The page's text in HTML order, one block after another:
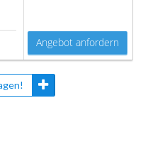
Angebot anfordern